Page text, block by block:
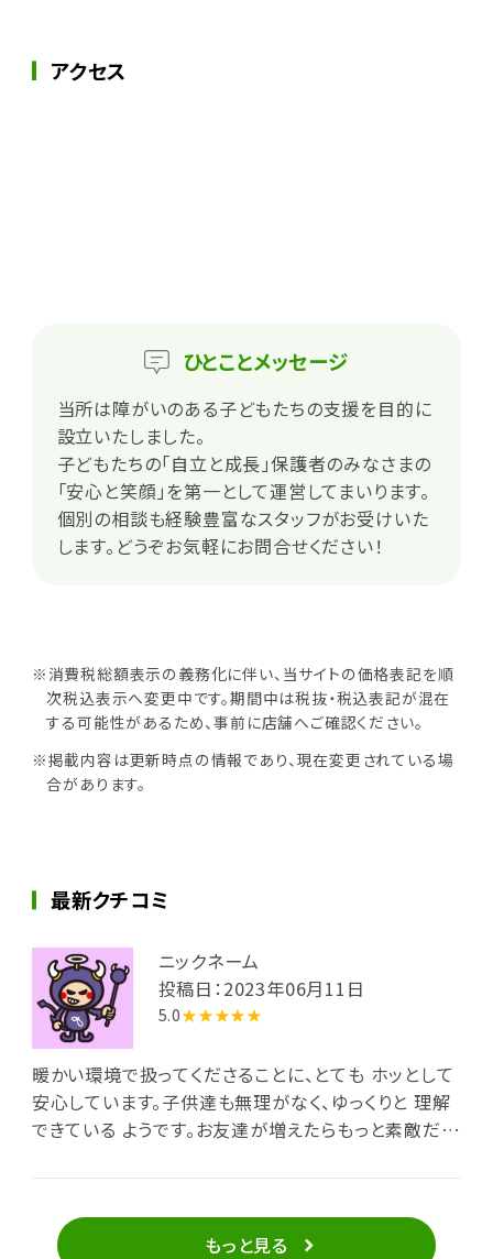
アクセス
ひとことメッセージ
当所は障がいのある子どもたちの支援を目的に
設立いたしました。
子どもたちの「自立と成長」保護者のみなさまの
「安心と笑顔」を第一として運営してまいります。
個別の相談も経験豊富なスタッフがお受けいた
します。どうぞお気軽にお問合せください！
※消費税総額表示の義務化に伴い、当サイトの価格表記を順
次税込表示へ変更中です。期間中は税抜・税込表記が混在
する可能性があるため、事前に店舗へご確認ください。
※掲載内容は更新時点の情報であり、現在変更されている場
合があります。
最新クチコミ
ニックネーム
投稿日：2023年06月11日
5.0★★★★★
暖かい環境で扱ってくださることに、とても ホッとして
安心しています。子供達も無理がなく、ゆっくりと 理解
できている ようです。お友達が増えたらもっと素敵だと
もっと見る